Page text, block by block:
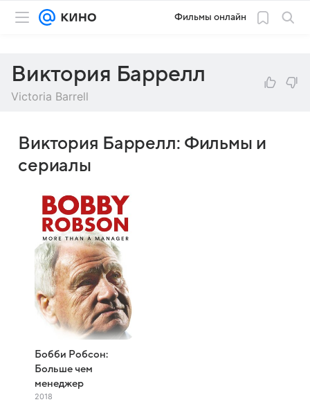
Фильмы онлайн
Виктория Баррелл
Victoria Barrell
Виктория Баррелл: Фильмы и
сериалы
Бобби Робсон:
Больше чем
менеджер
2018